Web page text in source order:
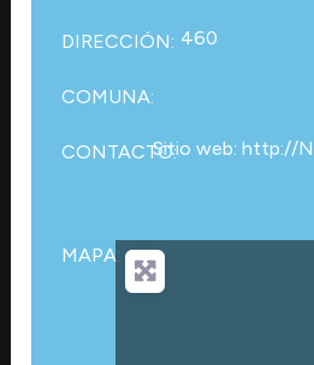
DIRECCIÓN: 460
COMUNA:
CONTACTO:Sitio web: http://
MAPA: